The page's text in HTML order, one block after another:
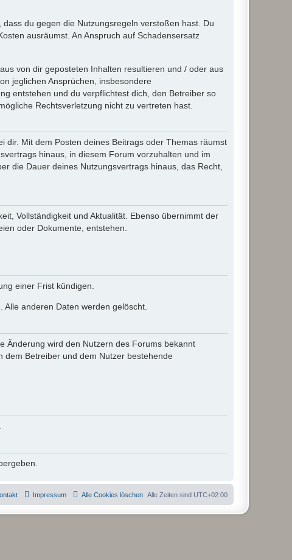
du gegen die Nutzungsregeln verstoßen hast. Du
ausräumst. An Anspruch auf Schadensersatz
von dir geposteten Inhalten resultieren und / oder aus
jeglichen Ansprüchen, insbesondere
entstehen und du verpflichtest dich, den Betreiber so
Rechtsverletzung nicht zu vertreten hast.
dir. Mit dem Posten deines Beitrags oder Themas räumst
hinaus, in diesem Forum vorzuhalten und im
die Dauer deines Nutzungsvertrags hinaus, das Recht,
Vollständigkeit und Aktualität. Ebenso übernimmt der
oder Dokumente, entstehen.
einer Frist kündigen.
anderen Daten werden gelöscht.
Änderung wird den Nutzern des Forums bekannt
dem Betreiber und dem Nutzer bestehende
Alle Zeiten sind UTC+02:00
Alle Cookies löschen
Impressum